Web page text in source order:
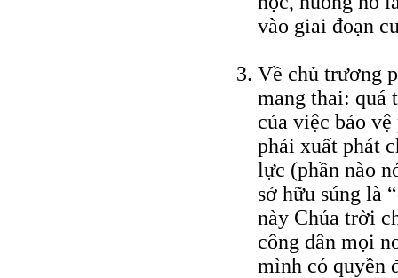
vào giai đoạn
Về chủ trương
mang thai: quá
của việc bảo
phải xuất phát
lực (phần nào
sở hữu súng là
này Chúa trời
công dân mọi
mình có quyền